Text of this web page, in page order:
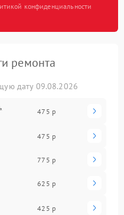
конфиденциальности
ремонта
дату 09.08.2026
475 р
475 р
775 р
625 р
425 р